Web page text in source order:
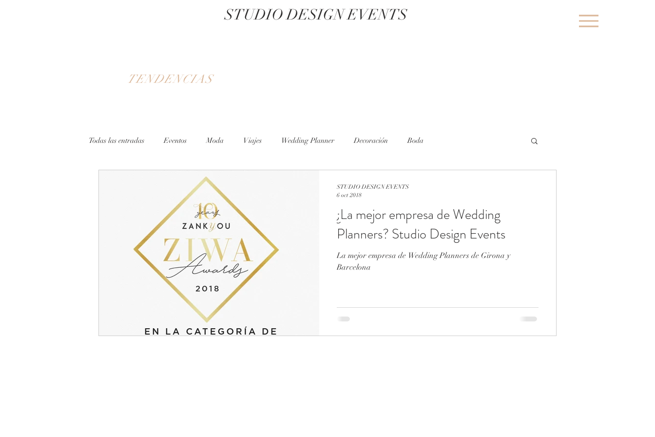
STUDIO DESIGN EVENTS
TENDENCIAS
Todas las entradas Eventos Moda Viajes Wedding Planner Decoración Boda
¿La mejor empresa de Wedding
Planners? Studio Design Events
La mejor empresa de Wedding Planners de Girona y
Barcelona
STUDIO DESIGN EVENTS
6 oct 2018